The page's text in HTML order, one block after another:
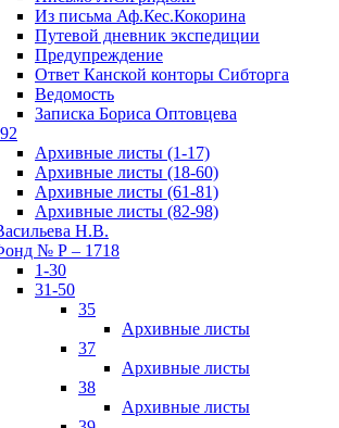
Из письма Аф.Кес.Кокорина
Путевой дневник экспедиции
Предупреждение
Ответ Канской конторы Сибторга
Ведомость
Записка Бориса Оптовцева
Архивные листы (1-17)
Архивные листы (18-60)
Архивные листы (61-81)
Архивные листы (82-98)
Н.В.
№ Р – 1718
1-30
31-50
35
Архивные листы
37
Архивные листы
38
Архивные листы